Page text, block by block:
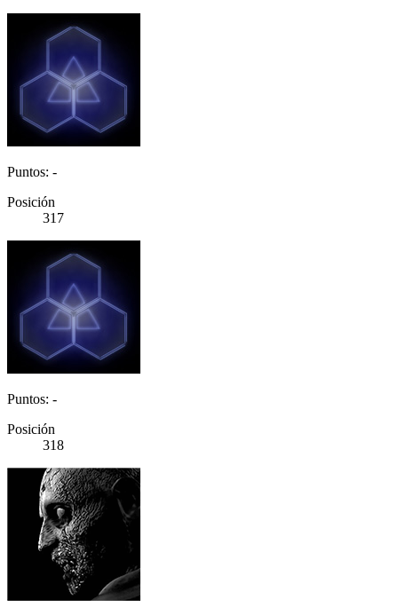
Puntos: -
Posición
317
Puntos: -
Posición
318